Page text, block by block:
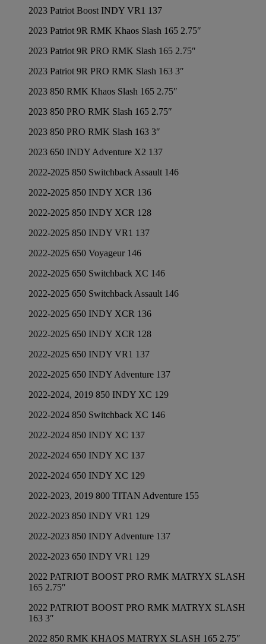
2023 Patriot Boost INDY VR1 137
2023 Patriot 9R RMK Khaos Slash 165 2.75″
2023 Patriot 9R PRO RMK Slash 165 2.75″
2023 Patriot 9R PRO RMK Slash 163 3″
2023 850 RMK Khaos Slash 165 2.75″
2023 850 PRO RMK Slash 165 2.75″
2023 850 PRO RMK Slash 163 3″
2023 650 INDY Adventure X2 137
2022-2025 850 Switchback Assault 146
2022-2025 850 INDY XCR 136
2022-2025 850 INDY XCR 128
2022-2025 850 INDY VR1 137
2022-2025 650 Voyageur 146
2022-2025 650 Switchback XC 146
2022-2025 650 Switchback Assault 146
2022-2025 650 INDY XCR 136
2022-2025 650 INDY XCR 128
2022-2025 650 INDY VR1 137
2022-2025 650 INDY Adventure 137
2022-2024, 2019 850 INDY XC 129
2022-2024 850 Switchback XC 146
2022-2024 850 INDY XC 137
2022-2024 650 INDY XC 137
2022-2024 650 INDY XC 129
2022-2023, 2019 800 TITAN Adventure 155
2022-2023 850 INDY VR1 129
2022-2023 850 INDY Adventure 137
2022-2023 650 INDY VR1 129
2022 PATRIOT BOOST PRO RMK MATRYX SLASH
165 2.75″
2022 PATRIOT BOOST PRO RMK MATRYX SLASH
163 3″
2022 850 RMK KHAOS MATRYX SLASH 165 2.75″